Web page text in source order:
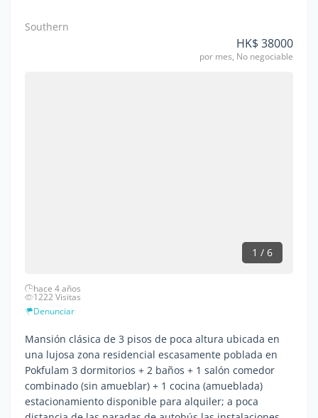
Southern
HK$ 38000
por mes, No negociable
1 / 6
hace 4 años
1222 Visitas
Denunciar
Mansión clásica de 3 pisos de poca altura ubicada en
una lujosa zona residencial escasamente poblada en
Pokfulam 3 dormitorios + 2 baños + 1 salón comedor
combinado (sin amueblar) + 1 cocina (amueblada)
estacionamiento disponible para alquiler; a poca